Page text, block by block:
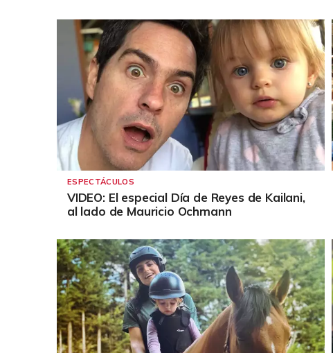
ESPECTÁCULOS
VIDEO: El especial Día de Reyes de Kailani,
al lado de Mauricio Ochmann